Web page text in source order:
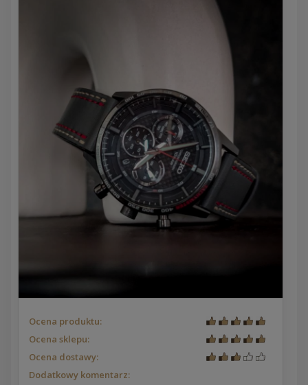
Ocena produktu:
Ocena sklepu:
Ocena dostawy:
Dodatkowy komentarz: